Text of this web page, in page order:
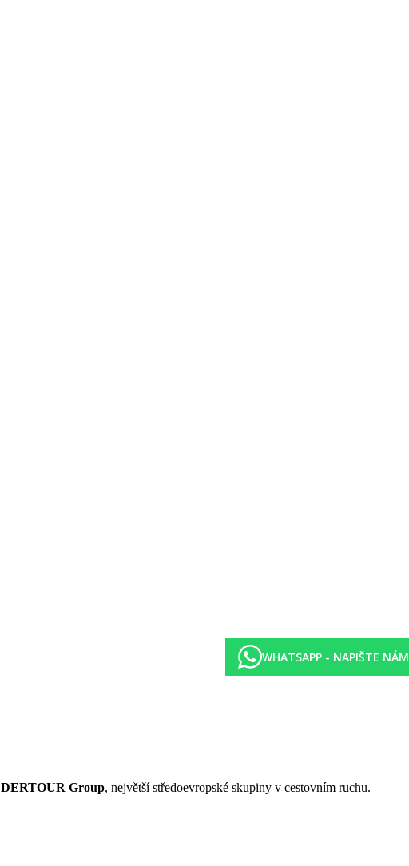
WHATSAPP - NAPIŠTE NÁM
DERTOUR Group, největší středoevropské skupiny v cestovním ruchu.